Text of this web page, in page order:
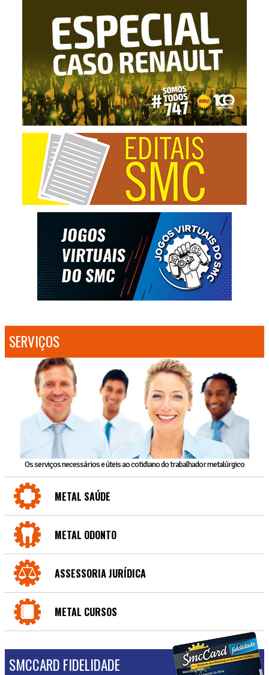
SERVIÇOS
Os serviços necessários e úteis ao cotidiano do trabalhador metalúrgico
METAL SAÚDE
METAL ODONTO
ASSESSORIA JURÍDICA
METAL CURSOS
SMCCARD FIDELIDADE